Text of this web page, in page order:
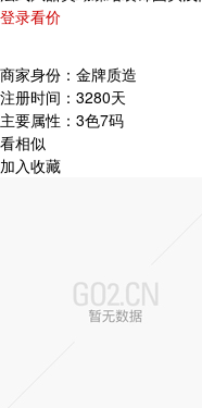
登录看价
商家身份： 金牌质造
注册时间： 3280天
主要属性： 3色7码
看相似
加入收藏